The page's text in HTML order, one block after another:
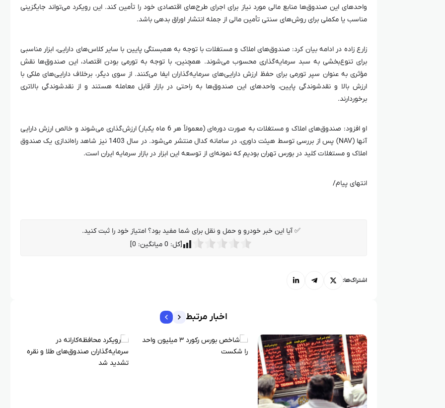
واحد‌های این صندوق‌ها منابع مالی مورد نیاز برای اجرای طرح‌های اقتصادی خود را تأمین کند. این رویکرد می‌تواند جایگزینی
مناسب یا مکملی برای روش‌های سنتی تأمین مالی از جمله انتشار اوراق بدهی باشد.
زارع زاده در ادامه بیان کرد: صندوق‌های املاک و مستغلات با توجه به همبستگی پایین با سایر کلاس‌های دارایی، ابزار مناسبی
برای تنوع‌بخشی به سبد سرمایه‌گذاری محسوب می‌شوند. همچنین، با توجه به تورمی بودن اقتصاد، این صندوق‌ها نقش
مؤثری به عنوان سپر تورمی برای حفظ ارزش دارایی‌های سرمایه‌گذاران ایفا می‌کنند. از سوی دیگر، برخلاف دارایی‌های ملکی با
ارزش بالا و نقدشوندگی پایین، واحد‌های این صندوق‌ها به راحتی در بازار قابل معامله هستند و از نقدشوندگی بالاتری
برخوردارند.
او افزود: صندوق‌های املاک و مستغلات به صورت دوره‌ای (معمولاً هر 6 ماه یکبار) ارزش‌گذاری می‌شوند و خالص ارزش دارایی
آنها (NAV) پس از بررسی توسط هیئت داوری، در سامانه کدال منتشر می‌شود. در سال 1403 نیز شاهد راه‌اندازی یک صندوق
املاک و مستغلات کلید در بورس تهران بودیم که نمونه‌ای از توسعه این ابزار در بازار سرمایه ایران است.
انتهای پیام/
✅ آیا این خبر خودرو و حمل و نقل برای شما مفید بود؟ امتیاز خود را ثبت کنید.
[کل: 0میانگین: 0
]
اشتراک‌ها:
اخبار مرتبط